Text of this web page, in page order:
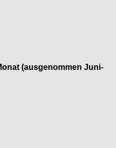
(ausgenommen Juni-